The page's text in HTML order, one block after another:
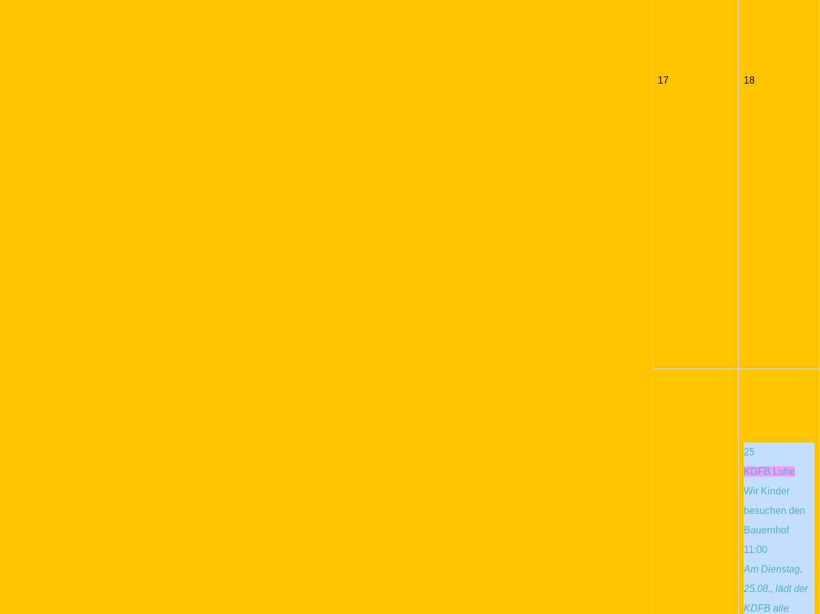
17 18
25
KDFB Luhe
Wir Kinder
besuchen den
Bauernhof
11:00
Am Dienstag,
25.08., lädt der
KDFB alle